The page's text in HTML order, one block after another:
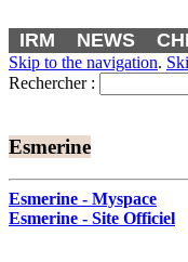
IRM NEWS
Skip to the navigation.
Rechercher :
Esmerine
Esmerine - Myspace
Esmerine - Site Officiel